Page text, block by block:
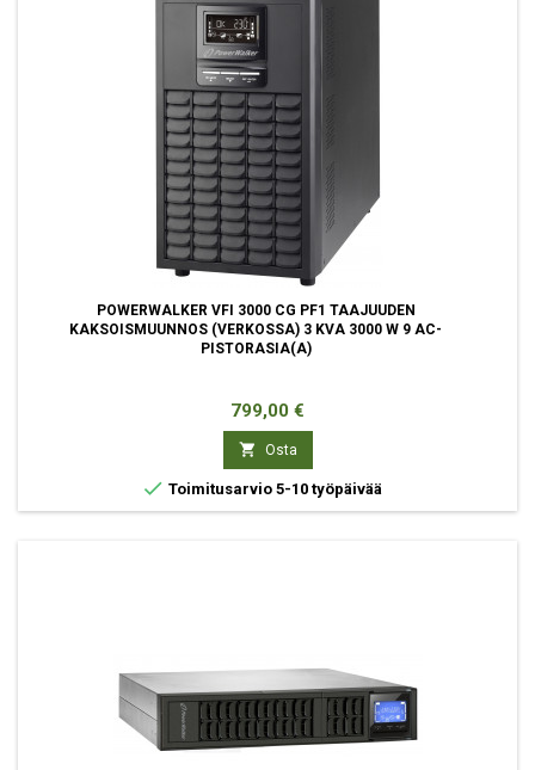
POWERWALKER VFI 3000 CG PF1 TAAJUUDEN
KAKSOISMUUNNOS (VERKOSSA) 3 KVA 3000 W 9 AC-
PISTORASIA(A)
Hinta
799,00 €
 Osta
 Toimitusarvio 5-10 työpäivää